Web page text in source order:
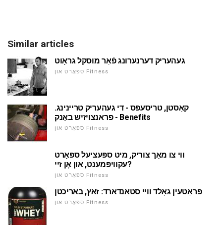
Similar articles
געהעריק דערנערונג פֿאַר מוסקל גראָוט
ספּאָרט און Fitness
קאַסטן, טריסעפּס - די געהעריק טריינינג.
פראנצויזיש באַנק - Benefits
ספּאָרט און Fitness
ווי צו מאַך צוריק, מיט ספּעציעל ספּאָרט
עקוויפּמענט, און אָן זיי?
ספּאָרט און Fitness
פּראָטעין גאָלד וויי סטאַנדאַרד: זאַץ, באריכטן
ספּאָרט און Fitness